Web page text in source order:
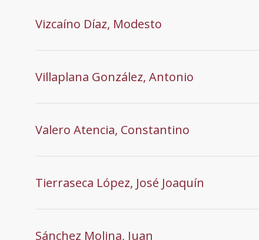
Vizcaíno Díaz, Modesto
Villaplana González, Antonio
Valero Atencia, Constantino
Tierraseca López, José Joaquín
Sánchez Molina, Juan